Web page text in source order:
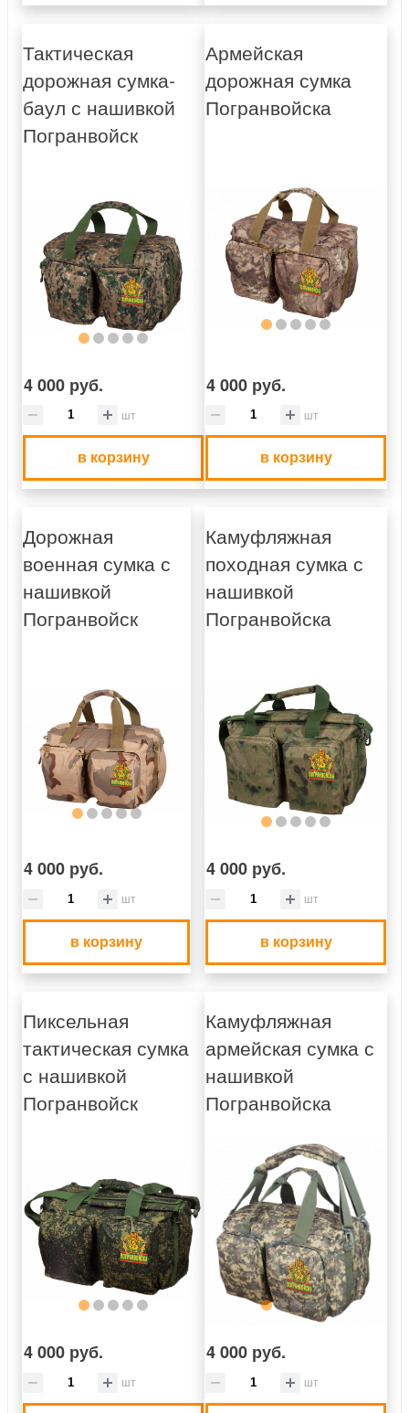
Тактическая
дорожная сумка-
баул с нашивкой
Погранвойск
4 000 руб.
шт
в корзину
Армейская
дорожная сумка
Погранвойска
4 000 руб.
шт
в корзину
Дорожная
военная сумка с
нашивкой
Погранвойск
4 000 руб.
шт
в корзину
Камуфляжная
походная сумка с
нашивкой
Погранвойска
4 000 руб.
шт
в корзину
Пиксельная
тактическая сумка
с нашивкой
Погранвойск
4 000 руб.
шт
Камуфляжная
армейская сумка с
нашивкой
Погранвойска
4 000 руб.
шт